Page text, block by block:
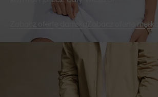
Zobacz ofertę damską Zobacz ofertę męską